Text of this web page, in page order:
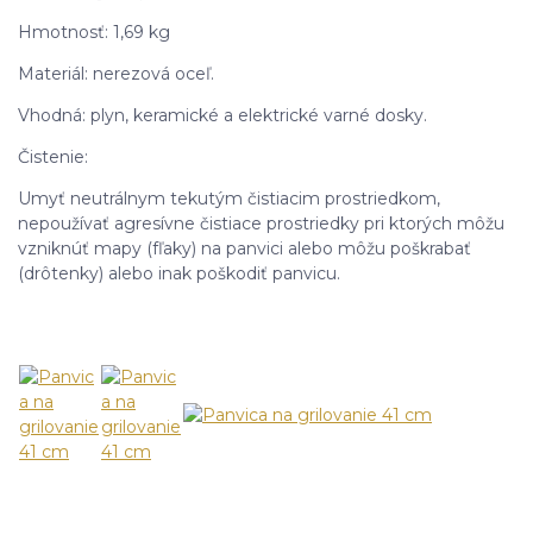
Hmotnosť: 1,69 kg
Materiál: nerezová oceľ.
Vhodná: plyn, keramické a elektrické varné dosky.
Čistenie:
Umyť neutrálnym tekutým čistiacim prostriedkom,
nepoužívať agresívne čistiace prostriedky pri ktorých môžu
vzniknúť mapy (fľaky) na panvici alebo môžu poškrabať
(drôtenky) alebo inak poškodiť panvicu.